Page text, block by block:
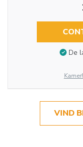
De
VIND